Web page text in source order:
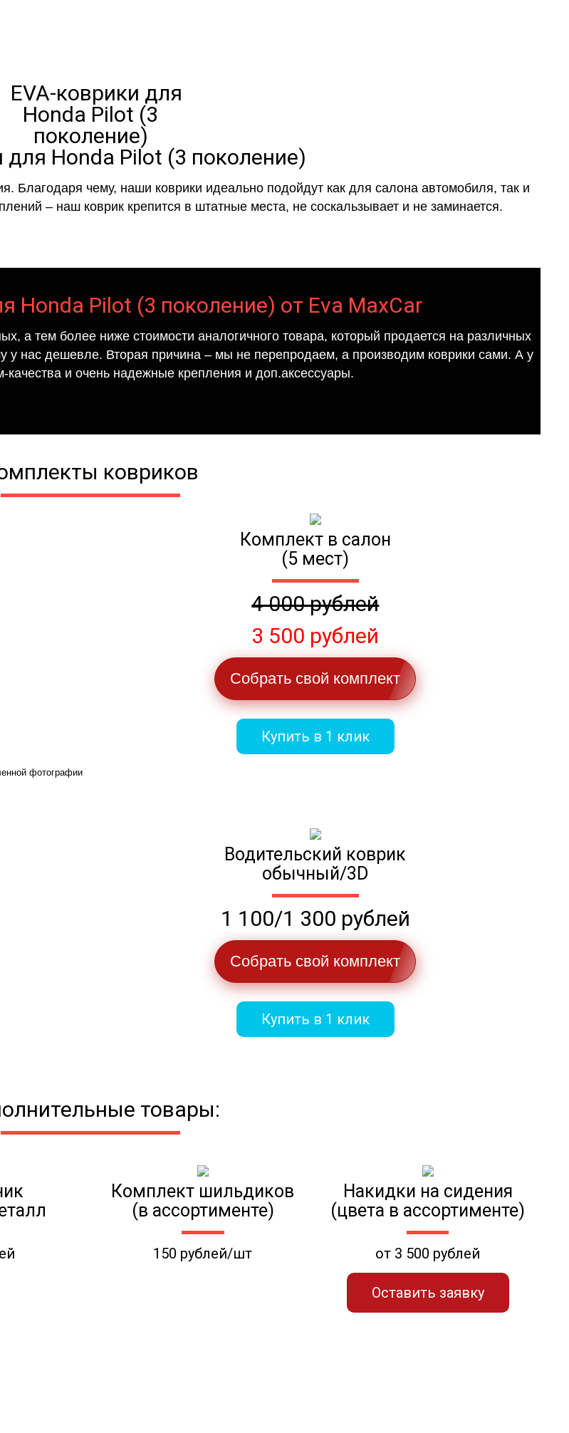
для Honda Pilot (3 поколение)
Благодаря чему, наши коврики идеально подойдут как для салона автомобиля, так и
– наш коврик крепится в штатные места, не соскальзывает и не заминается.
Honda Pilot (3 поколение) от Eva MaxCar
а тем более ниже стоимости аналогичного товара, который продается на различных
у нас дешевле. Вторая причина – мы не перепродаем, а производим коврики сами. А у
и очень надежные крепления и доп.аксессуары.
ковриков
фотографии
Комплект в салон
(5 мест)
4 000 рублей
3 500 рублей
Собрать свой комплект
Купить в 1 клик
Водительский коврик
обычный/3D
1 100/1 300 рублей
Собрать свой комплект
Купить в 1 клик
товары:
Комплект шильдиков
(в ассортименте)
150 рублей/шт
Накидки на сидения
(цвета в ассортименте)
от 3 500 рублей
Оставить заявку